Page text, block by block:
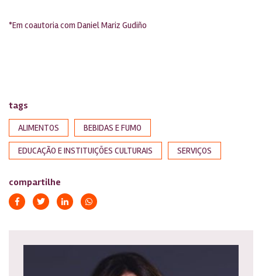
*Em coautoria com Daniel Mariz Gudiño
tags
ALIMENTOS BEBIDAS E FUMO
EDUCAÇÃO E INSTITUIÇÕES CULTURAIS SERVIÇOS
compartilhe